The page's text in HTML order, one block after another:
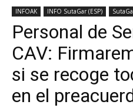
INFOAK INFO SutaGar (ESP)
Personal de
CAV:
si se recoge
en el